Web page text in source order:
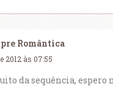
Romântica
2012 às 07:55
da sequência, espero